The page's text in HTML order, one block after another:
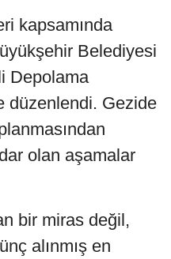
kapsamında
Belediyesi
Depolama
düzenlendi. Gezide
olan aşamalar
bir miras değil,
alınmış en